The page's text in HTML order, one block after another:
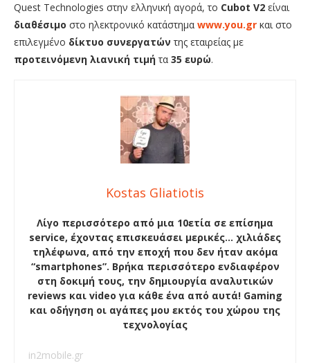
Quest Technologies στην ελληνική αγορά, το Cubot V2 είναι
διαθέσιμο στο ηλεκτρονικό κατάστημα www.you.gr και στο
επιλεγμένο δίκτυο συνεργατών της εταιρείας με
προτεινόμενη λιανική τιμή τα 35 ευρώ.
Kostas Gliatiotis
Λίγο περισσότερο από μια 10ετία σε επίσημα
service, έχοντας επισκευάσει μερικές… χιλιάδες
τηλέφωνα, από την εποχή που δεν ήταν ακόμα
“smartphones”. Βρήκα περισσότερο ενδιαφέρον
στη δοκιμή τους, την δημιουργία αναλυτικών
reviews και video για κάθε ένα από αυτά! Gaming
και οδήγηση οι αγάπες μου εκτός του χώρου της
τεχνολογίας
in2mobile.gr